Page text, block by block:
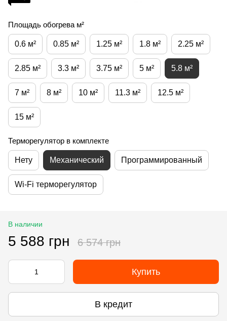
Площадь обогрева м²
0.6 м² 0.85 м² 1.25 м² 1.8 м² 2.25 м²
2.85 м² 3.3 м² 3.75 м² 5 м² 5.8 м²
7 м² 8 м² 10 м² 11.3 м² 12.5 м²
15 м²
Терморегулятор в комплекте
Нету Механический Программированный
Wi-Fi терморегулятор
В наличии
5 588 грн 6 574 грн
Купить
В кредит